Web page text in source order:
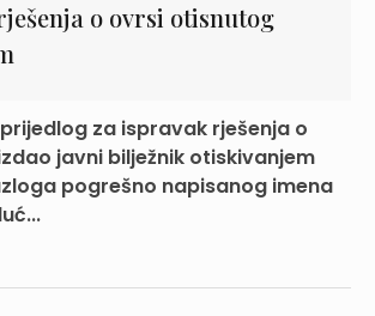
o ovrsi otisnutog
za ispravak rješenja o
javni bilježnik otiskivanjem
pogrešno napisanog imena